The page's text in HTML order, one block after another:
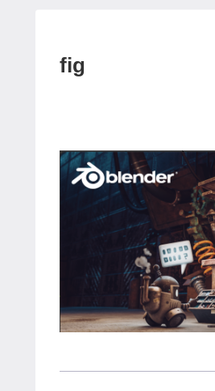
fig